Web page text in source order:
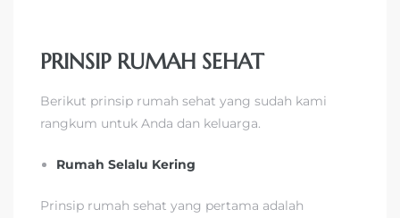
PRINSIP RUMAH SEHAT
Berikut prinsip rumah sehat yang sudah kami
rangkum untuk Anda dan keluarga.
Rumah Selalu Kering
Prinsip rumah sehat yang pertama adalah